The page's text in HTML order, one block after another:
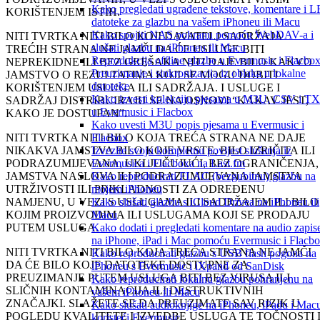
Kako pregledati ugrađene tekstove, komentare i
datoteke za glazbu na vašem iPhoneu ili Macu
Kako spojiti NAS pohranu pomoću WebDAV-a i
slušati glazbu na iPhoneu ili Macu
Reprodukcija offline glazbe u Evermusic i
Preuzimanje i sinkronizacija iz oblaka u lokalne
datoteke
Kako izvesti kolekciju pjesama u M3U, CSV i
u Evermusic i Flacbox
Kako uvesti M3U popis pjesama u Evermusic i
Flacbox
Izvezite svoju kompletnu povijest slušanja iz
Evermusica i Flacboxa na Last.fm
Kako reproducirati FLAC (bezgubitnu) glazbu na
mojem iPhoneu
Kako slušati glazbu s iCloud Drivea na iPhoneu ili
Macu
Kako dodati i pregledati komentare na audio
na iPhone, iPad i Mac pomoću Evermusic i
Kako reproducirati glazbu s USB flash pogona na
iPhoneu s Evermusic i iXpand od SanDisk
Kako reproducirati lokalnu glazbu pohranjenu na
vašem iPhoneu ili Macu
Kako slušati audioknjige na iPhoneu, iPadu i
koristeći Evermusic
KORIŠTENJEM ISTIH.
NITI TVRTKA NITI BILO KOJI DAVATELJ SADRŽAJA
TREĆIH STRANA NE JAMČI DA ĆE USLUGE BITI
NEPREKIDNE ILI BEZ GREŠAKA NITI DAJE BILO KAKVO
JAMSTVO O REZULTATIMA KOJI SE MOGU DOBITI
KORIŠTENJEM USLUGA ILI SADRŽAJA. I USLUGE I
SADRŽAJ DISTRIBUIRAJU SE NA OSNOVI “KAKAV JEST,
KAKO JE DOSTUPAN”.
NITI TVRTKA NITI BILO KOJA TREĆA STRANA NE DAJE
NIKAKVA JAMSTVA BILO KOJE VRSTE, BILO IZRIČITA ILI
PODRAZUMIJEVANA, UKLJUČUJUĆI, BEZ OGRANIČENJA,
JAMSTVA NASLOVA ILI PODRAZUMIJEVANA JAMSTVA
UTRŽIVOSTI ILI PRIKLADNOSTI ZA ODREĐENU
NAMJENU, U VEZI S USLUGAMA ILI SADRŽAJEM ILI BILO
KOJIM PROIZVODIMA ILI USLUGAMA KOJI SE PRODAJU
PUTEM USLUGA.
NITI TVRTKA NITI BILO KOJA TREĆA STRANA NE JAMČI
DA ĆE BILO KOJE DATOTEKE DOSTUPNE ZA
PREUZIMANJE PUTEM USLUGA BITI BEZ VIRUSA ILI
SLIČNIH KONTAMINACIJA ILI DESTRUKTIVNIH
ZNAČAJKI. SLAŽETE SE DA PREUZIMATE SAV RIZIK U
POGLEDU KVALITETE I IZVEDBE USLUGA TE TOČNOSTI I